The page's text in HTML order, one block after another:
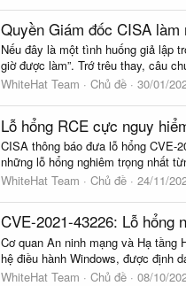
Quyền Giám đốc CISA
Nếu đây là một tình huống giả lập
giờ được làm”. Trớ trêu thay, câu
WhiteHat Team
Chủ đề 30/01/
Lỗ hổng RCE cực nguy
CISA thông báo đưa lỗ hổng CVE-
những lỗ hổng nghiêm trọng nhất
WhiteHat Team
Chủ đề 24/11/
CVE-2021-43226: Lỗ hổng
Cơ quan An ninh mạng và Hạ
hệ điều hành Windows, được định
WhiteHat Team
Chủ đề 08/10/